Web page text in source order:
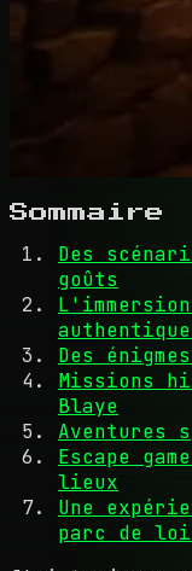
Sommaire
Des
goûts
Des
Missions
Blaye
Aventures
Escape
lieux
Une
parc de